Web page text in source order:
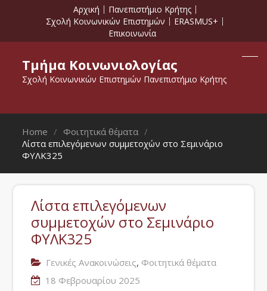
Αρχική
Πανεπιστήμιο Κρήτης
Σχολή Κοινωνικών Επιστημών
ERASMUS+
Επικοινωνία
Τμήμα Κοινωνιολογίας
Σχολή Κοινωνικών Επιστημών Πανεπιστήμιο Κρήτης
Home
Φοιτητικά θέματα
Λίστα επιλεγόμενων συμμετοχών στο Σεμινάριο
ΦΥΛΚ325
Λίστα επιλεγόμενων
συμμετοχών στο Σεμινάριο
ΦΥΛΚ325
Γενικές Ανακοινώσεις, Φοιτητικά θέματα
18 Φεβρουαρίου 2025